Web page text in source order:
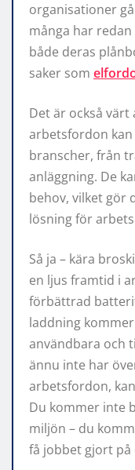
organisationer
många har
både deras
saker som
Det är också
arbetsfordon kan
branscher, från
anläggning. De
behov, vilket gör
lösning för
Så ja – kära
en ljus framtid i
förbättrad
laddning
användbara och
ännu inte har
arbetsfordon,
Du kommer inte
miljön – du
få jobbet gjort